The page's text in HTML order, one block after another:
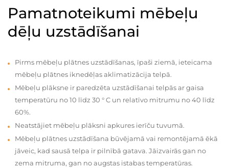
Pamatnoteikumi mēbeļu
dēļu uzstādīšanai
Pirms mēbeļu plātnes uzstādīšanas, īpaši ziemā, ieteicama
mēbeļu plātnes iknedēļas aklimatizācija telpā.
Mēbeļu plāksne ir paredzēta uzstādīšanai telpās ar gaisa
temperatūru no 10 līdz 30 ° C un relatīvo mitrumu no 40 līdz
60%.
Neatstājiet mēbeļu plāksni apkures ierīču tuvumā.
Mēbeļu plātnes uzstādīšana būvējamā vai remontējamā ēkā
jāveic, kad sausā telpa ir pilnībā gatava. Jāizvairās gan no
zema mitruma, gan no augstas istabas temperatūras.